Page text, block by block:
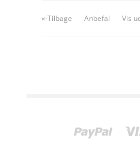
«-Tilbage Anbefal Vis